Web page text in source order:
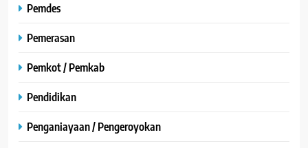
Pemdes
Pemerasan
Pemkot / Pemkab
Pendidikan
Penganiayaan / Pengeroyokan